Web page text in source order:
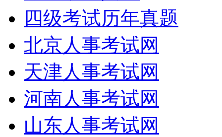
四级考试历年真题
北京人事考试网
天津人事考试网
河南人事考试网
山东人事考试网